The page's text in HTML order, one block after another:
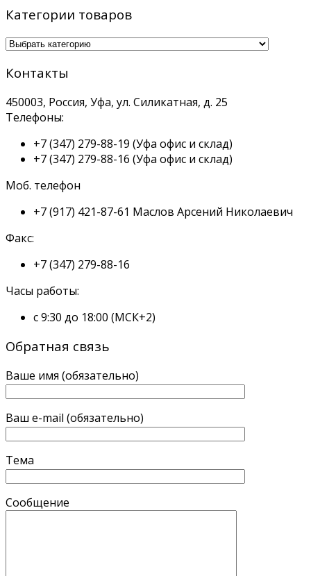
Категории товаров
Контакты
450003, Россия, Уфа, ул. Силикатная, д. 25
Телефоны:
+7 (347) 279-88-19 (Уфа офис и склад)
+7 (347) 279-88-16 (Уфа офис и склад)
Моб. телефон
+7 (917) 421-87-61 Маслов Арсений Николаевич
Факс:
+7 (347) 279-88-16
Часы работы:
с 9:30 до 18:00 (МСК+2)
Обратная связь
Ваше имя (обязательно)
Ваш e-mail (обязательно)
Тема
Сообщение